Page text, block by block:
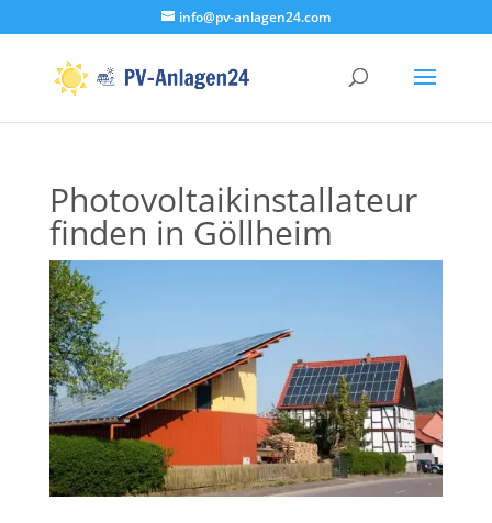
info@pv-anlagen24.com
Photovoltaikinstallateur
finden in Göllheim